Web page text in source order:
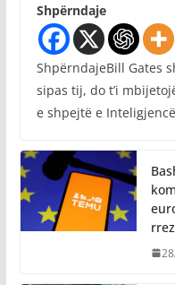
Shpërndaje
ShpërndajeBill Gates
sipas tij, do t’i
e shpejtë e